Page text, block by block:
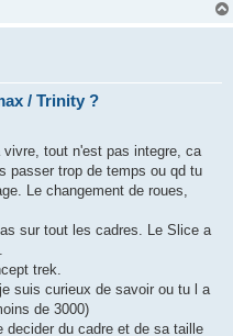
/ Trinity ?
tout n'est pas integre, ca
passer trop de temps ou qd tu
Le changement de roues,
sur tout les cadres. Le Slice a
trek.
suis curieux de savoir ou tu l a
de 3000)
decider du cadre et de sa taille